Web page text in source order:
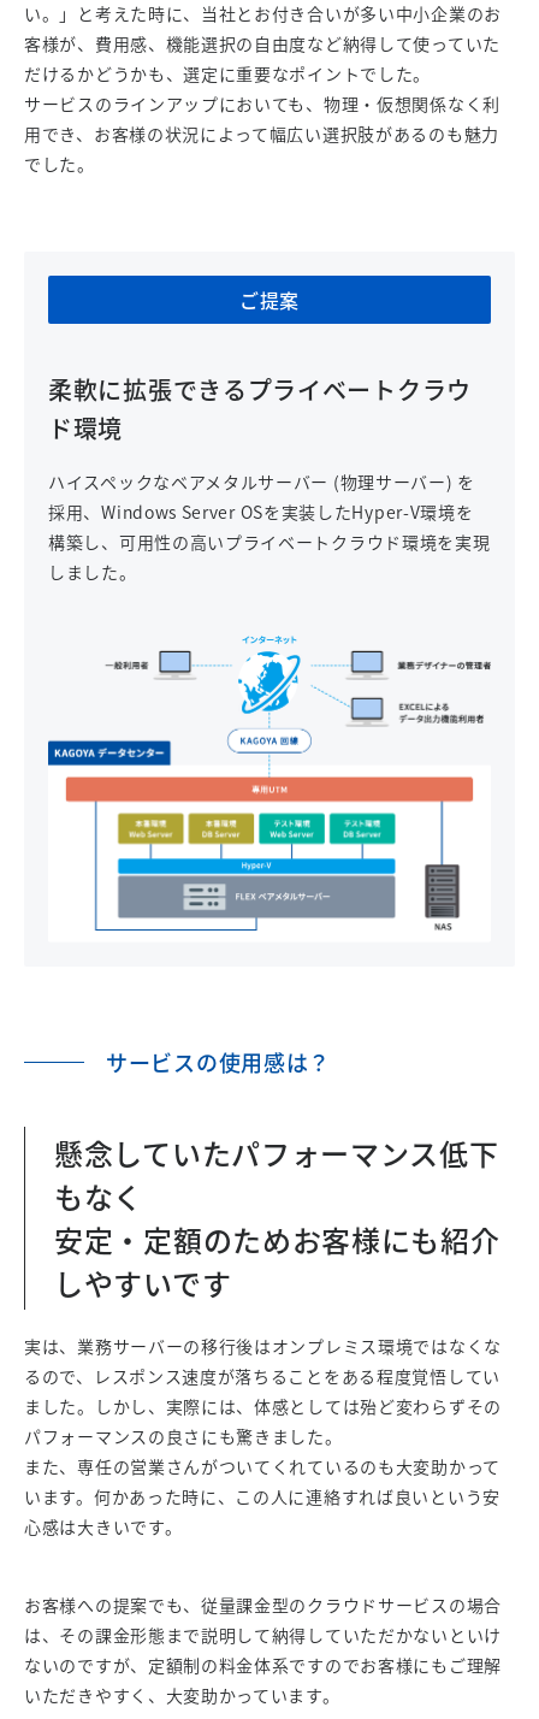
い。」と考えた時に、当社とお付き合いが多い中小企業のお
客様が、費用感、機能選択の自由度など納得して使っていた
だけるかどうかも、選定に重要なポイントでした。
サービスのラインアップにおいても、物理・仮想関係なく利
用でき、お客様の状況によって幅広い選択肢があるのも魅力
でした。
ご提案
柔軟に拡張できるプライベートクラウ
ド環境
ハイスペックなベアメタルサーバー (物理サーバー) を
採用、Windows Server OSを実装したHyper-V環境を
構築し、可用性の高いプライベートクラウド環境を実現
しました。
サービスの使用感は？
懸念していたパフォーマンス低下
もなく
安定・定額のためお客様にも紹介
しやすいです
実は、業務サーバーの移行後はオンプレミス環境ではなくな
るので、レスポンス速度が落ちることをある程度覚悟してい
ました。しかし、実際には、体感としては殆ど変わらずその
パフォーマンスの良さにも驚きました。
また、専任の営業さんがついてくれているのも大変助かって
います。何かあった時に、この人に連絡すれば良いという安
心感は大きいです。
お客様への提案でも、従量課金型のクラウドサービスの場合
は、その課金形態まで説明して納得していただかないといけ
ないのですが、定額制の料金体系ですのでお客様にもご理解
いただきやすく、大変助かっています。